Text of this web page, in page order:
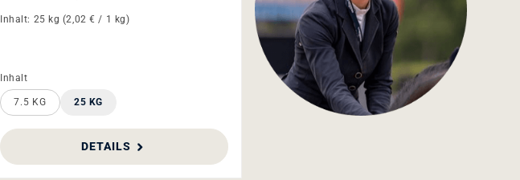
Inhalt: 25 kg (2,02 € / 1 kg)
Inhaltauswählen
7.5 KG 25 KG
DETAILS